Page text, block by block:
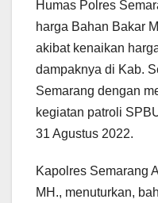
Humas Polres
harga Bahan Bakar
akibat kenaikan
dampaknya di Kab.
Semarang dengan
kegiatan patroli
31 Agustus 2022.
Kapolres Semarang
MH., menuturkan,